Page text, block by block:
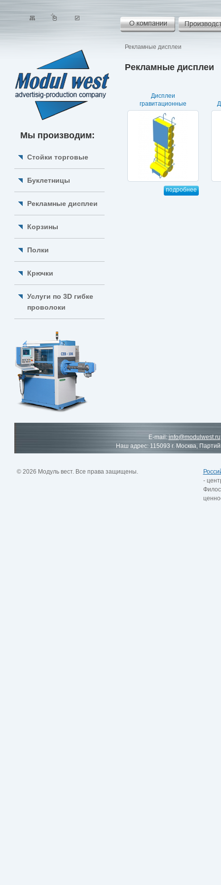
Мы производим:
Стойки торговые
Буклетницы
Рекламные дисплеи
Корзины
Полки
Крючки
Услуги по 3D гибке
проволоки
Рекламные дисплеи
Рекламные дисплеи
Дисплеи
гравитационные
подробнее
E-mail: info@modulwest.ru
Наш адрес: 115093 г. Москва,
© 2026 Модуль вест. Все права защищены.
-